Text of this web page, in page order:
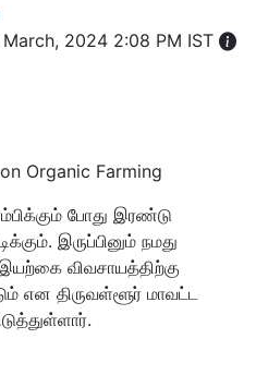
2024 2:08 PM IST
Organic Farming
போது இரண்டு
இருப்பினும் நமது
விவசாயத்திற்கு
என திருவள்ளூர் மாவட்ட